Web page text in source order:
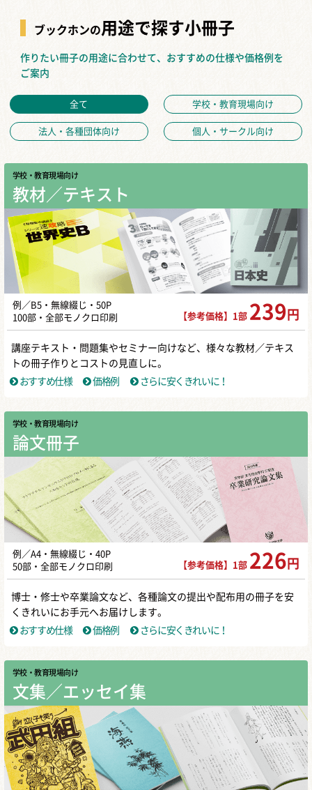
ブックホンの用途で探す小冊子
作りたい冊子の用途に合わせて、おすすめの仕様や価格例を
ご案内
全て 学校・教育現場向け
法人・各種団体向け 個人・サークル向け
学校・教育現場向け
教材／テキスト
例／B5・無線綴じ・50P
100部・全部モノクロ印刷
【参考価格】1部 239 円
講座テキスト・問題集やセミナー向けなど、様々な教材／テキス
トの冊子作りとコストの見直しに。
おすすめ仕様
価格例 さらに安くきれいに！
学校・教育現場向け
論文冊子
例／A4・無線綴じ・40P
50部・全部モノクロ印刷
【参考価格】1部 226 円
博士・修士や卒業論文など、各種論文の提出や配布用の冊子を安
くきれいにお手元へお届けします。
おすすめ仕様
価格例 さらに安くきれいに！
学校・教育現場向け
文集／エッセイ集